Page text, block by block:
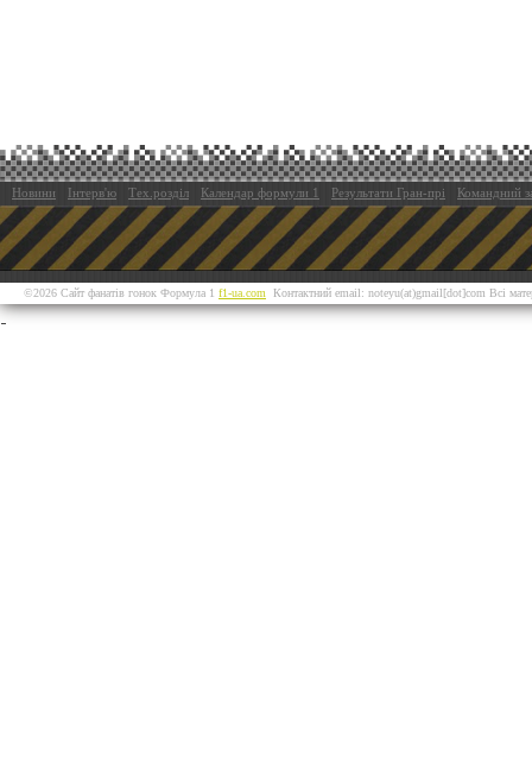
Новини Інтерв'ю Тех.розділ Календар формули 1 Результати Гран-прі Командний
©2026 Сайт фанатів гонок Формула 1 f1-ua.com Контактний email: noteyu(at)gmail[dot]com Всі